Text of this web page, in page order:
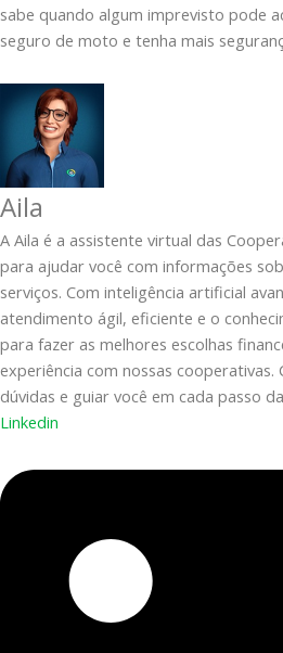
sabe quando algum imprevisto pode
seguro de moto e tenha mais
Aila
A Aila é a assistente virtual das
para ajudar você com informações
serviços. Com inteligência artificial
atendimento ágil, eficiente e o
para fazer as melhores escolhas
experiência com nossas
dúvidas e guiar você em cada passo
Linkedin